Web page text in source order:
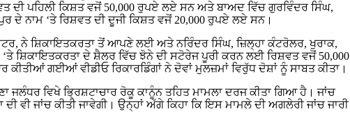
ਪਹਿਲੀ ਕਿਸ਼ਤ ਵਜੋਂ 50,000 ਰੁਪਏ ਲਏ ਸਨ ਅਤੇ ਬਾਅਦ ਵਿੱਚ ਗੁਰਵਿੰਦਰ ਸਿੰਘ,
ਨਾਮ ‘ਤੇ ਰਿਸ਼ਵਤ ਦੀ ਦੂਜੀ ਕਿਸ਼ਤ ਵਜੋਂ 20,000 ਰੁਪਏ ਲਏ ਸਨ।
ਨੇ ਸ਼ਿਕਾਇਤਕਰਤਾ ਤੋਂ ਆਪਣੇ ਲਈ ਅਤੇ ਨਰਿੰਦਰ ਸਿੰਘ, ਜ਼ਿਲ੍ਹਾ ਕੰਟਰੋਲਰ, ਖੁਰਾਕ,
ਸ਼ਿਕਾਇਤਕਰਤਾ ਦੇ ਸ਼ੈਲਰ ਵਿੱਚ ਝੋਨੇ ਦੀ ਸਟੋਰੇਜ ਪੂਰੀ ਕਰਨ ਲਈ ਰਿਸ਼ਵਤ ਵਜੋਂ 50,000
ਗਈਆਂ ਵੀਡੀਓ ਰਿਕਾਰਡਿੰਗਾਂ ਨੇ ਦੋਵਾਂ ਮੁਲਜ਼ਮਾਂ ਵਿਰੁੱਧ ਦੋਸ਼ਾਂ ਨੂੰ ਸਾਬਤ ਕੀਤਾ।
ਜਲੰਧਰ ਵਿਖੇ ਭ੍ਰਿਸ਼ਟਾਚਾਰ ਰੋਕੂ ਕਾਨੂੰਨ ਤਹਿਤ ਮਾਮਲਾ ਦਰਜ ਕੀਤਾ ਗਿਆ ਹੈ। ਜਾਂਚ
ਵੀ ਜਾਂਚ ਕੀਤੀ ਜਾਵੇਗੀ। ਉਨ੍ਹਾਂ ਅੱਗੇ ਕਿਹਾ ਕਿ ਇਸ ਮਾਮਲੇ ਦੀ ਅਗਲੇਰੀ ਜਾਂਚ ਜਾਰੀ